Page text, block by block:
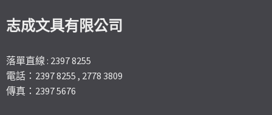
志成文具有限公司
落單直線 : 2397 8255
電話：2397 8255 , 2778 3809
傳真：2397 5676